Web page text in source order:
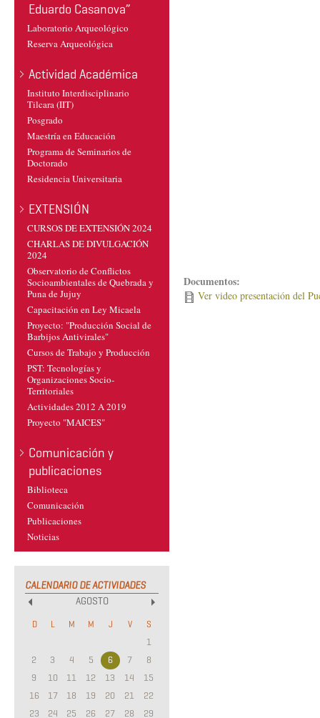
Eduardo Casanova”
Laboratorio Arqueológico
Reserva Arqueológica
Actividad Académica
Instituto Interdisciplinario
Tilcara (IIT)
Posgrado
Maestría en Educación
Programa de Seminarios de
Doctorado
Residencia Universitaria
EXTENSIÓN
CURSOS DE EXTENSIÓN 2024
CHARLAS DE DIVULGACIÓN
2024
Observatorio de Conflictos
Socioambientales de Quebrada y
Puna de Jujuy
Capacitación en Ley Micaela
Proyecto: "Producción Social de
Barbijos Antivirales"
Cursos de Trabajo y Producción
PST: Tecnologías y
Organizaciones Socio-
Territoriales
Actividades 2012 A 2019
Proyecto "MAICES"
Comunicación y
publicaciones
Biblioteca
Comunicación
Publicaciones
Noticias
CALENDARIO DE ACTIVIDADES
AGOSTO
D L M M J V S
1
2
3 4 5 6 7
8
9
10 11 12 13 14
15
16
17 18 19 20 21
22
23
24 25 26 27 28
29
Documentos:
Ver video presentación del